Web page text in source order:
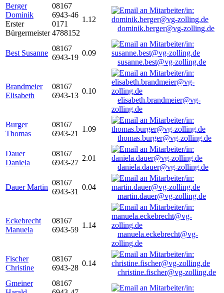
Berger
Dominik
Erster
Bürgermeister
08167
6943-46
0171
4788152
1.12
dominik.berger@vg-zolling.de
Best Susanne
08167
6943-19
0.09
susanne.best@vg-zolling.de
Brandmeier
Elisabeth
08167
6943-13
0.10
elisabeth.brandmeier@vg-
zolling.de
Burger
Thomas
08167
6943-21
1.09
thomas.burger@vg-zolling.de
Dauer
Daniela
08167
6943-27
2.01
daniela.dauer@vg-zolling.de
Dauer Martin
08167
6943-31
0.04
martin.dauer@vg-zolling.de
Eckebrecht
Manuela
08167
6943-59
1.14
manuela.eckebrecht@vg-
zolling.de
Fischer
Christine
08167
6943-28
0.14
christine.fischer@vg-zolling.de
Gmeiner
08167